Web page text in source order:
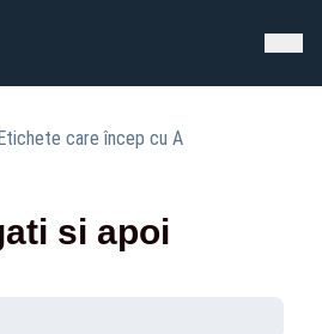
care încep cu A
si apoi